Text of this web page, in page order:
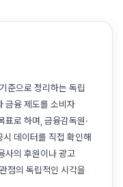
준으로 정리하는 독립
금융 제도를 소비자
표로 하며, 금융감독원·
시 데이터를 직접 확인해
사의 후원이나 광고
점의 독립적인 시각을